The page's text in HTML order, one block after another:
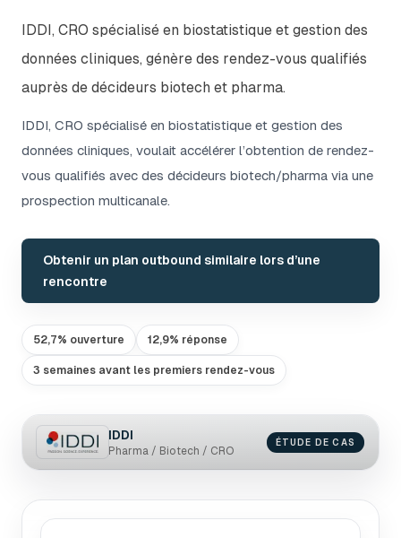
IDDI, CRO spécialisé en biostatistique et gestion des
données cliniques, génère des rendez-vous qualifiés
auprès de décideurs biotech et pharma.
IDDI, CRO spécialisé en biostatistique et gestion des
données cliniques, voulait accélérer l’obtention de rendez-
vous qualifiés avec des décideurs biotech/pharma via une
prospection multicanale.
Obtenir un plan outbound similaire lors d’une
rencontre
52,7% ouverture 12,9% réponse
3 semaines avant les premiers rendez-vous
IDDI
Pharma / Biotech / CRO
ÉTUDE DE CAS